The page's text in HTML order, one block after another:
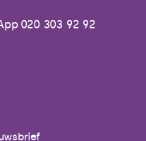
020 303 92 92